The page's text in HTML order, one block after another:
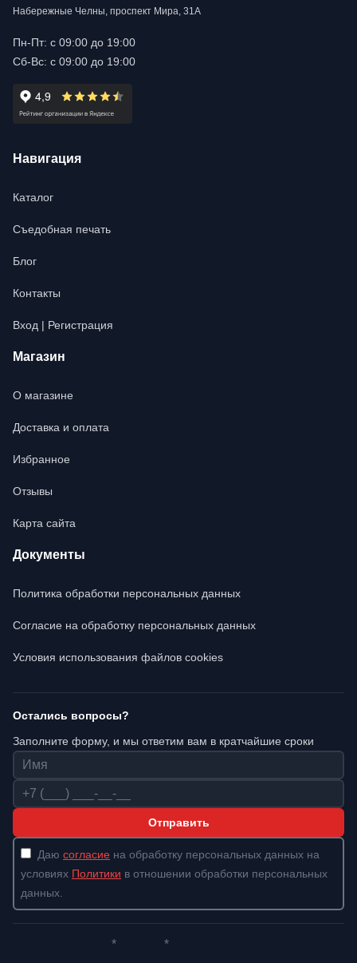
Набережные Челны, проспект Мира, 31А
Пн-Пт: с 09:00 до 19:00
Сб-Вс: с 09:00 до 19:00
Навигация
Каталог
Съедобная печать
Блог
Контакты
Вход | Регистрация
Магазин
О магазине
Доставка и оплата
Избранное
Отзывы
Карта сайта
Документы
Политика обработки персональных данных
Согласие на обработку персональных данных
Условия использования файлов cookies
Остались вопросы?
Заполните форму, и мы ответим вам в кратчайшие сроки
Имя
Телефон
Отправить
Даю согласие на обработку персональных данных на
условиях Политики в отношении обработки персональных
данных.
* *